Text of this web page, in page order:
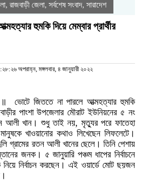
, রাজবাড়ী জেলা, সর্বশেষ সংবাদ, সারাদেশ
হুমকি দিয়ে মেম্বার প্রার্থীর
অপরাহ্ন, মঙ্গলবার, ৪ জানুয়ারী ২০২২
॥ ভোটে জিততে না পারলে আত্মহত্যার হুমকি
পাংশা উপজেলার মৌরাট ইউনিয়নের ৫ নং
আলী খান। শুধু তাই নয়, মৃত্যুর পরে ফাতেহা
খাওয়ানোর কথাও লিখেছেন লিফলেটে।
গ্রামের রতন আলী খানের ছেলে। তিনি পেশায়
জনক। ৫ জানুয়ারি পঞ্চম ধাপের নির্বাচনে
নিয়ে নির্বাচন করছেন। এই ওয়ার্ডে মোট ছয়জন